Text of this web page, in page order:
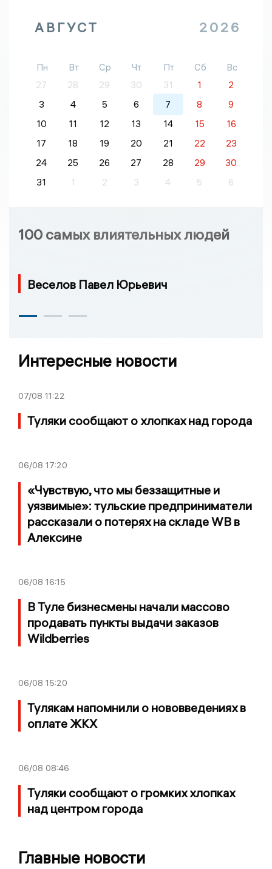
АВГУСТ 2026
Пн Вт Ср Чт Пт Сб
Вс
27
28 29 30 31 1
2
3
4 5 6 7 8
9
10
11 12 13 14 15
16
17
18 19 20 21 22
23
24
25 26 27 28 29
30
31
1 2 3 4 5 6
100 самых влиятельных людей
Веселов Павел Юрьевич
Интересные новости
07/08 11:22
Туляки сообщают о хлопках над города
06/08 17:20
«Чувствую, что мы беззащитные и
уязвимые»: тульские предприниматели
рассказали о потерях на складе WB в
Алексине
06/08 16:15
В Туле бизнесмены начали массово
продавать пункты выдачи заказов
Wildberries
06/08 15:20
Тулякам напомнили о нововведениях в
оплате ЖКХ
06/08 08:46
Туляки сообщают о громких хлопках
над центром города
Главные новости